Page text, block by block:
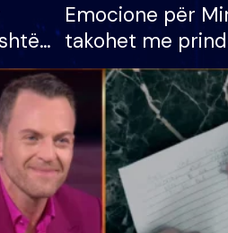
për
Emocione për
takohet me
vajzën dhe
S’kemi ndonjë
apo jo?